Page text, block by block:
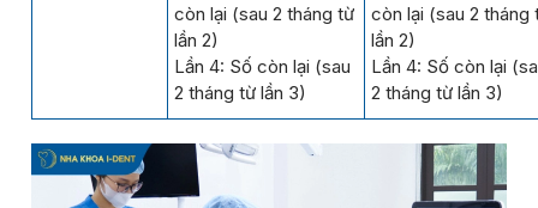
còn lại (sau 2 tháng từ
lần 2)
Lần 4: Số còn lại (sau
2 tháng từ lần 3)
còn lại (sau 2 tháng
lần 2)
Lần 4: Số còn lại
2 tháng từ lần 3)